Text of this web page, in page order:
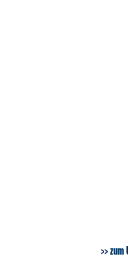
zum